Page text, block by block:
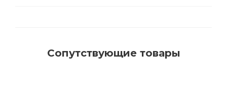
Сопутствующие товары